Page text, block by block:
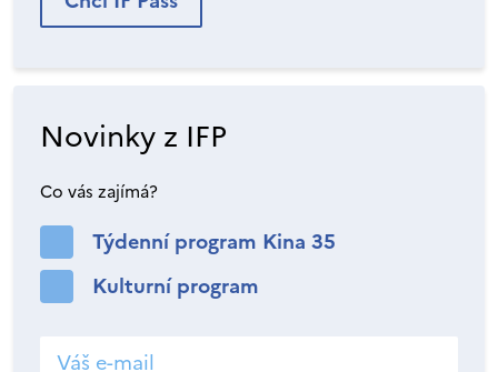
Novinky z IFP
Co vás zajímá?
Týdenní program Kina 35
Kulturní program